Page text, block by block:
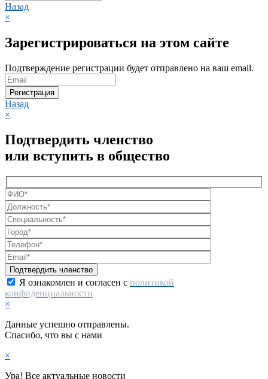
Назад
×
Зарегистрироваться на этом сайте
Подтверждение регистрации будет отправлено на ваш email.
Регистрация
Назад
×
Подтвердить членство
или вступить в общество
Я ознакомлен и согласен с политикой
конфиденциальности
×
Данные успешно отправлены.
Спасибо, что вы с нами
×
Ура! Все актуальные новости